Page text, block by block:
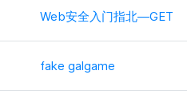
Web安全入门指北—GET
fake galgame